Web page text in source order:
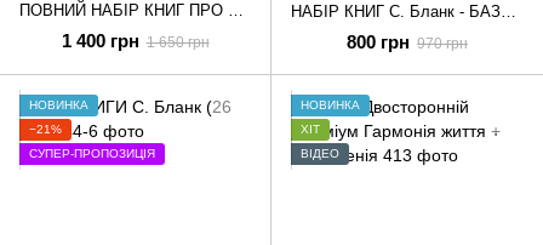
ПОВНИЙ НАБІР КНИГ ПРО МІНЕРАЛИ ТА КАМЕНІ
1 400 грн 1 650 грн
НАБІР КНИГ С. Бланк - БАЗОВИЙ
800 грн 970 грн
НОВИНКА
−21%
СУПЕР-ПРОПОЗИЦІЯ
НОВИНКА
ХІТ
ВІДЕО